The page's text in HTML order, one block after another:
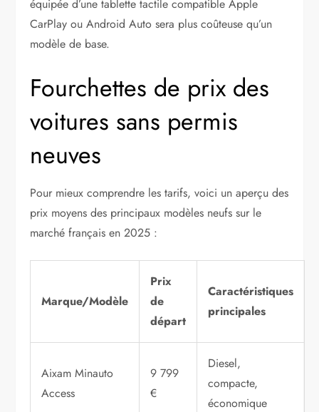
équipée d’une tablette tactile compatible Apple
CarPlay ou Android Auto sera plus coûteuse qu’un
modèle de base.
Fourchettes de prix des
voitures sans permis
neuves
Pour mieux comprendre les tarifs, voici un aperçu des
prix moyens des principaux modèles neufs sur le
marché français en 2025 :
Marque/Modèle
Prix
de
départ
Caractéristiques
principales
Aixam Minauto
Access
9 799
€
Diesel,
compacte,
économique